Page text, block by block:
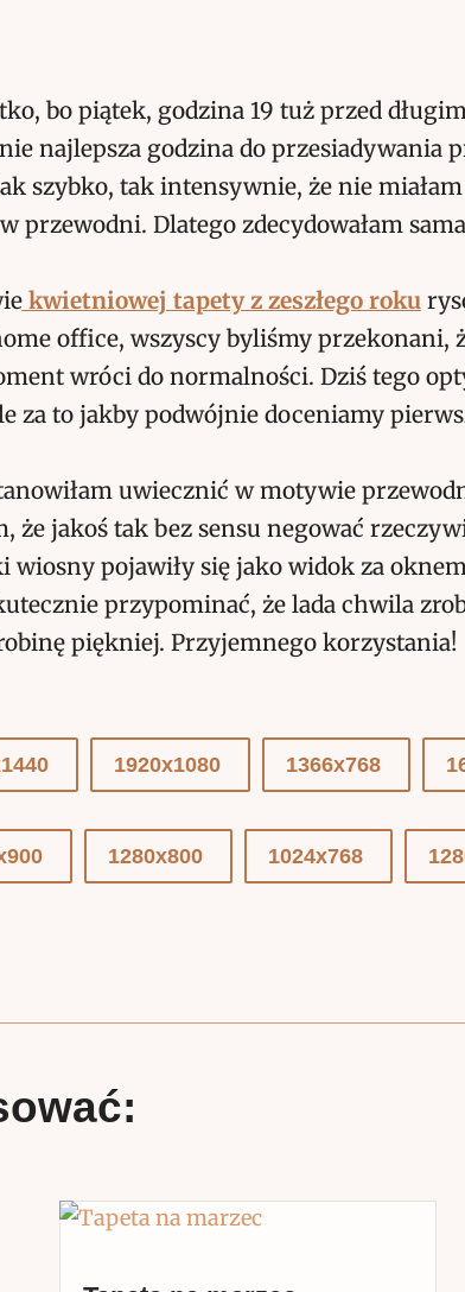
bo piątek, godzina 19 tuż przed
najlepsza godzina do przesiadywania
szybko, tak intensywnie, że nie
przewodni. Dlatego zdecydowałam
kwietniowej tapety z zeszłego roku
office, wszyscy byliśmy przekonani,
wróci do normalności. Dziś tego
za to jakby podwójnie doceniamy
uwiecznić w motywie
że jakoś tak bez sensu negować
wiosny pojawiły się jako widok za
przypominać, że lada chwila
piękniej. Przyjemnego korzystania!
1920x1080 1366x768
1280x800 1024x768